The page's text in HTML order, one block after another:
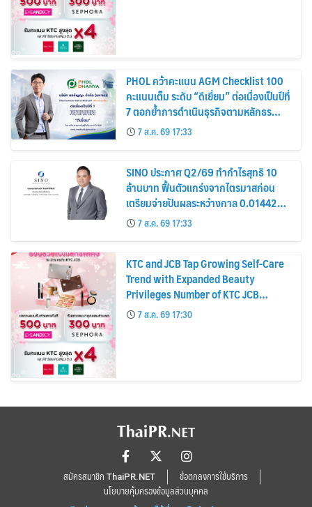
PHOL คว้าคะแนน AGM Checklist 100
คะแนนเต็ม ระดับ “ดีเยี่ยม” ต่อเนื่องเป็นปีที่
7 ตอกย้ำการดำเนินธุรกิจตามหลักธร
รมาภิบาล โปร่งใส สร้างความเชื่อมั่นผู้ถือ
หุ้น
7 ส.ค. 69 17:33
SINO ประกาศ Q2/69 ทำกำไรสุทธิ 10
ล้านบาท ฟื้นตัวแกร่งจากไตรมาสก่อน
เตรียมจ่ายปันผลระหว่างกาล 0.014423
บาทต่อหุ้น ครึ่งปีหลังมุ่งเติบโตต่อเนื่อง
7 ส.ค. 69 17:33
KTC and JCB Tap Growing Self-Care
Trend with Expanded Beauty
Privileges Number of KTC JCB
Cardmembers Spending on
Cosmetics Rises 26%
7 ส.ค. 69 17:30
สมัครสมาชิก ThaiPR.NET
ข้อตกลงการใช้บริการ
นโยบายคุ้มครองข้อมูลส่วนบุคคล